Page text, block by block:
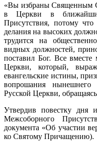
«Вы избраны Священным
в Церкви в
Присутствия, потому
делания на высоких
трудится на
видных должностей,
поставил Бог. Все
Церкви, который,
евангельские истины,
вопрошания нынешнего
Русской Церкви,
Утвердив повестку дня
Межсоборного
документа «Об участии
ко Святому Причащению).